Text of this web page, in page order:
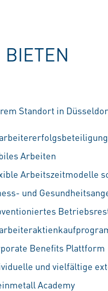
Standort in
Arbeiten
Arbeitszeitmodelle
und
Benefits Plattform
und vielfältige
Academy